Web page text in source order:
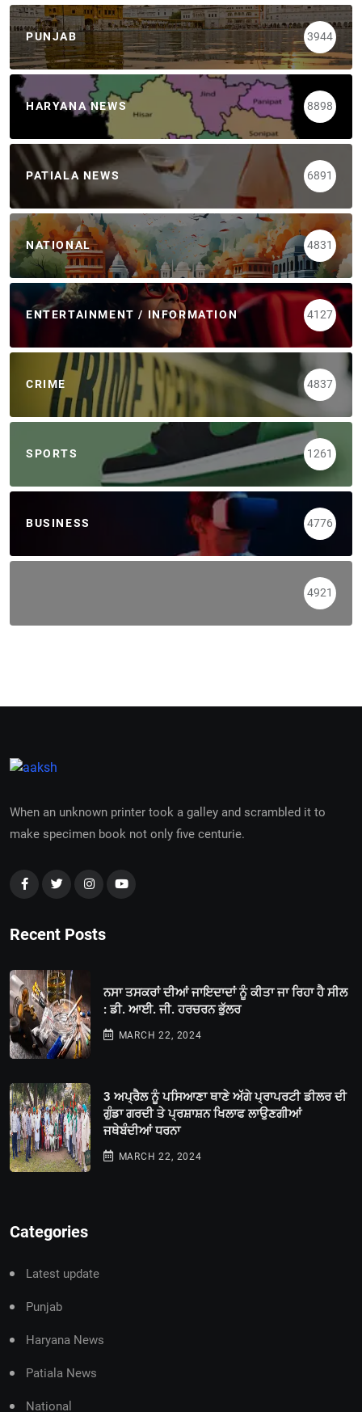
PUNJAB 3944
HARYANA NEWS 8898
PATIALA NEWS 6891
NATIONAL 4831
ENTERTAINMENT / INFORMATION 4127
CRIME 4837
SPORTS 1261
BUSINESS 4776
4921
When an unknown printer took a galley and scrambled it to
make specimen book not only five centurie.
Recent Posts
ਨਸਾ ਤਸਕਰਾਂ ਦੀਆਂ ਜਾਇਦਾਦਾਂ ਨੂੰ ਕੀਤਾ ਜਾ ਰਿਹਾ ਹੈ ਸੀਲ
: ਡੀ. ਆਈ. ਜੀ. ਹਰਚਰਨ ਭੁੱਲਰ
MARCH 22, 2024
3 ਅਪ੍ਰੈਲ ਨੂੰ ਪਸਿਆਣਾ ਥਾਣੇ ਅੱਗੇ ਪ੍ਰਾਪਰਟੀ ਡੀਲਰ ਦੀ
ਗੁੰਡਾ ਗਰਦੀ ਤੇ ਪ੍ਰਸ਼ਾਸ਼ਨ ਖਿਲਾਫ ਲਾਉਣਗੀਆਂ
ਜਥੇਬੰਦੀਆਂ ਧਰਨਾ
MARCH 22, 2024
Categories
Latest update
Punjab
Haryana News
Patiala News
National